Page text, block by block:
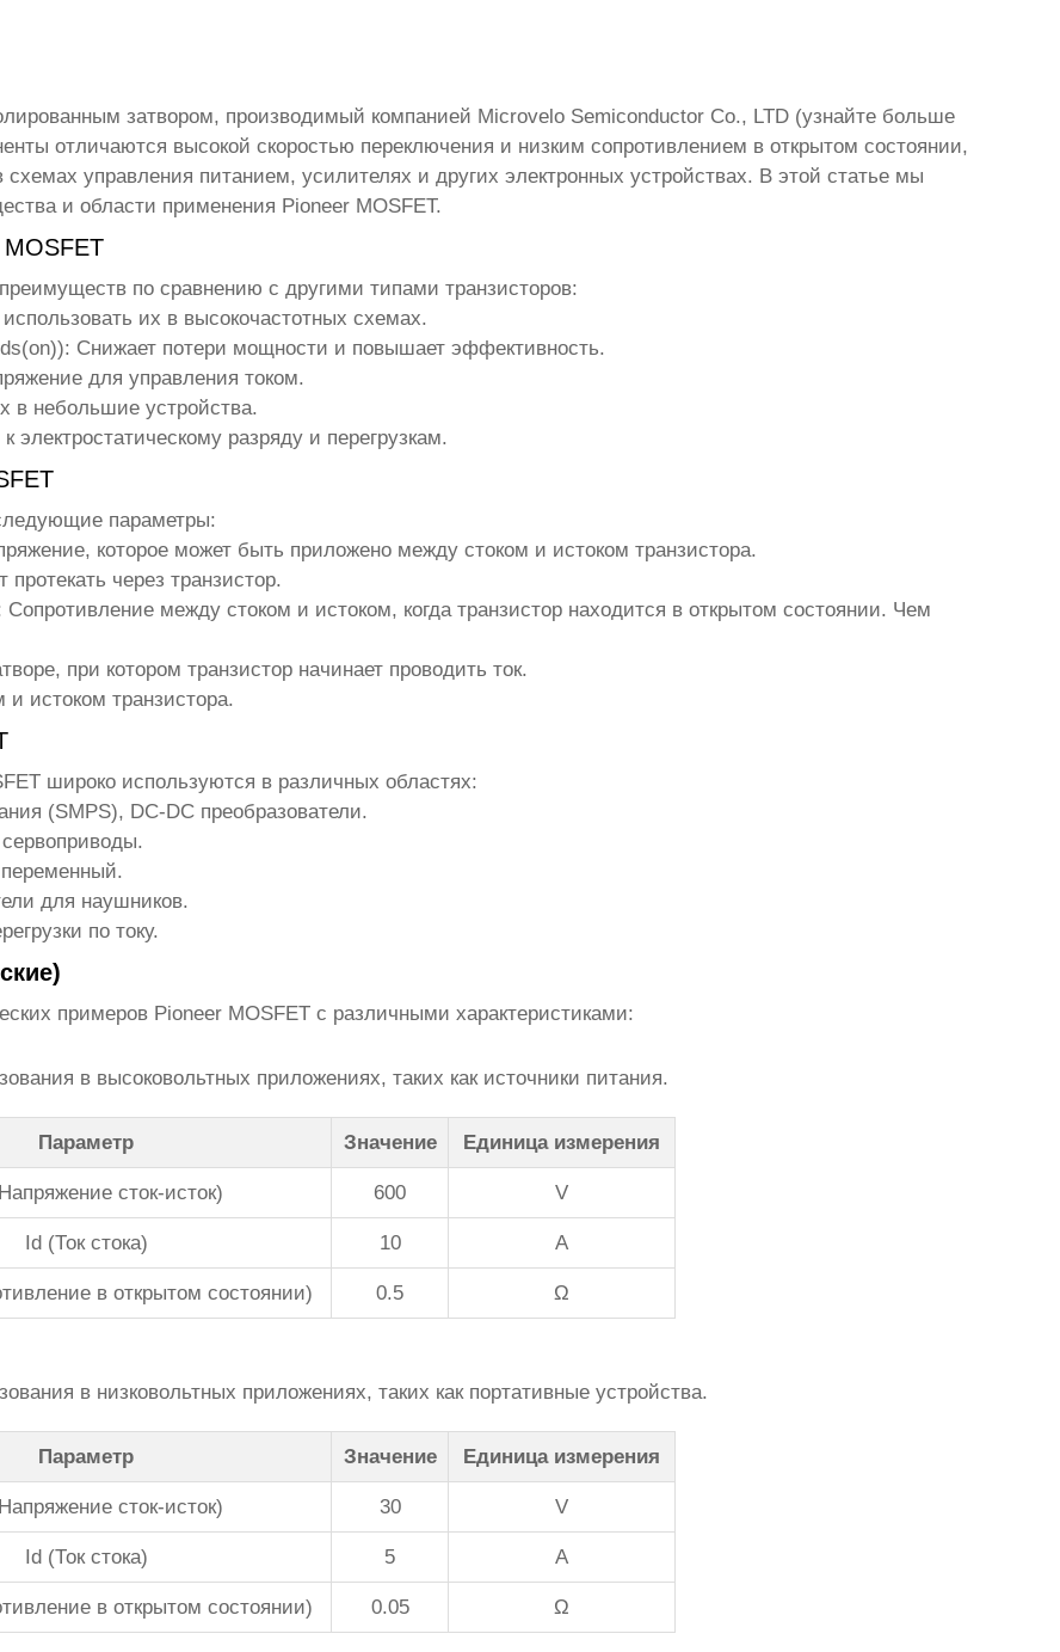
затвором, производимый компанией Microvelo Semiconductor Co., LTD (узнайте больше
отличаются высокой скоростью переключения и низким сопротивлением в открытом состоянии,
управления питанием, усилителях и других электронных устройствах. В этой статье мы
и области применения Pioneer MOSFET.
по сравнению с другими типами транзисторов:
их в высокочастотных схемах.
Снижает потери мощности и повышает эффективность.
для управления током.
в небольшие устройства.
разряду и перегрузкам.
параметры:
которое может быть приложено между стоком и истоком транзистора.
через транзистор.
Сопротивление между стоком и истоком, когда транзистор находится в открытом состоянии. Чем
при котором транзистор начинает проводить ток.
истоком транзистора.
широко используются в различных областях:
(SMPS), DC-DC преобразователи.
переменный.
для наушников.
по току.
примеров Pioneer MOSFETс различными характеристиками:
в высоковольтных приложениях, таких как источники питания.
Параметр Значение Единица измерения
сток-исток) 600 V
Id (Ток стока) 10 A
в открытом состоянии) 0.5 Ω
в низковольтных приложениях, таких как портативные устройства.
Параметр Значение Единица измерения
сток-исток) 30 V
Id (Ток стока) 5 A
в открытом состоянии) 0.05 Ω